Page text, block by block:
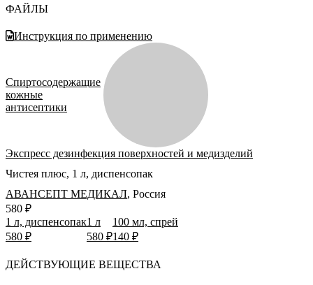
ФАЙЛЫ
Инструкция по применению
Спиртосодержащие
кожные
антисептики
Экспресс дезинфекция поверхностей и медизделий
Чистея плюс, 1 л, диспенсопак
АВАНСЕПТ МЕДИКАЛ, Россия
1 л, диспенсопак
580 ₽
1 л
580 ₽
100 мл, спрей
140 ₽
ДЕЙСТВУЮЩИЕ ВЕЩЕСТВА
580 ₽